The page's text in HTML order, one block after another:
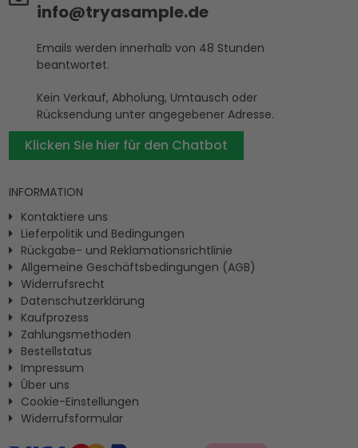
info@tryasample.de
Emails werden innerhalb von 48 Stunden
beantwortet.
Kein Verkauf, Abholung, Umtausch oder
Rücksendung unter angegebener Adresse.
Klicken Sie hier für den Chatbot
INFORMATION
Kontaktiere uns
Lieferpolitik und Bedingungen
Rückgabe- und Reklamationsrichtlinie
Allgemeine Geschäftsbedingungen (AGB)
Widerrufsrecht
Datenschutzerklärung
Kaufprozess
Zahlungsmethoden
Bestellstatus
Impressum
Ûber uns
Cookie-Einstellungen
Widerrufsformular